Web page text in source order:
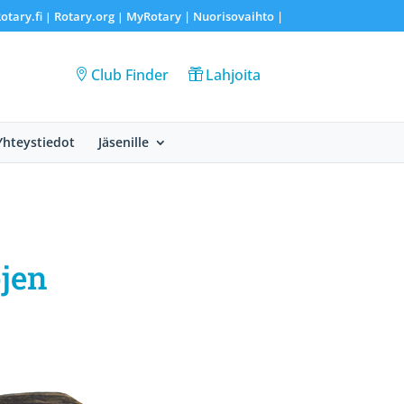
| Rotary.org| MyRotary | Nuorisovaihto|
Club Finder Lahjoita
Jäsenille